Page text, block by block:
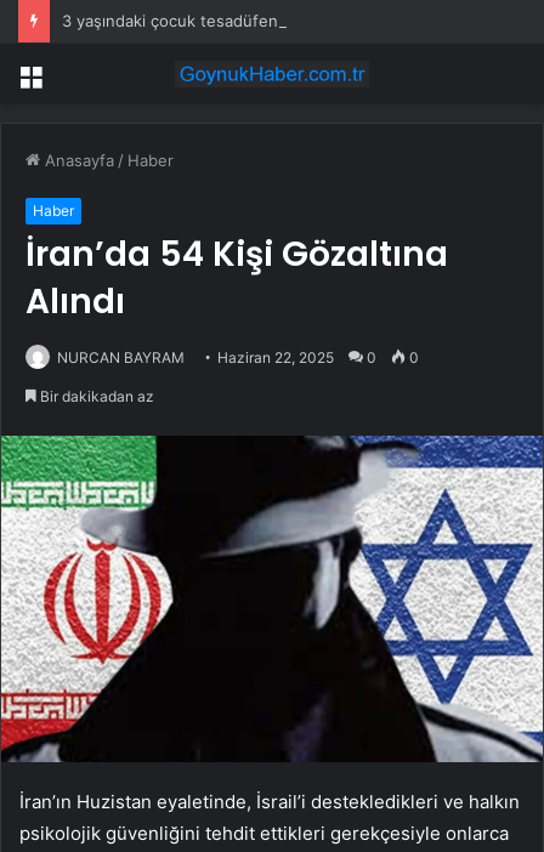
3 yaşındaki çocuk tesadüfen hazine buldu
Menü
Anasayfa / Haber
Haber
İran’da 54 Kişi Gözaltına
Alındı
NURCAN BAYRAM Haziran 22, 2025 0 0
Bir dakikadan az
İran’ın Huzistan eyaletinde, İsrail’i destekledikleri ve halkın
psikolojik güvenliğini tehdit ettikleri gerekçesiyle onlarca